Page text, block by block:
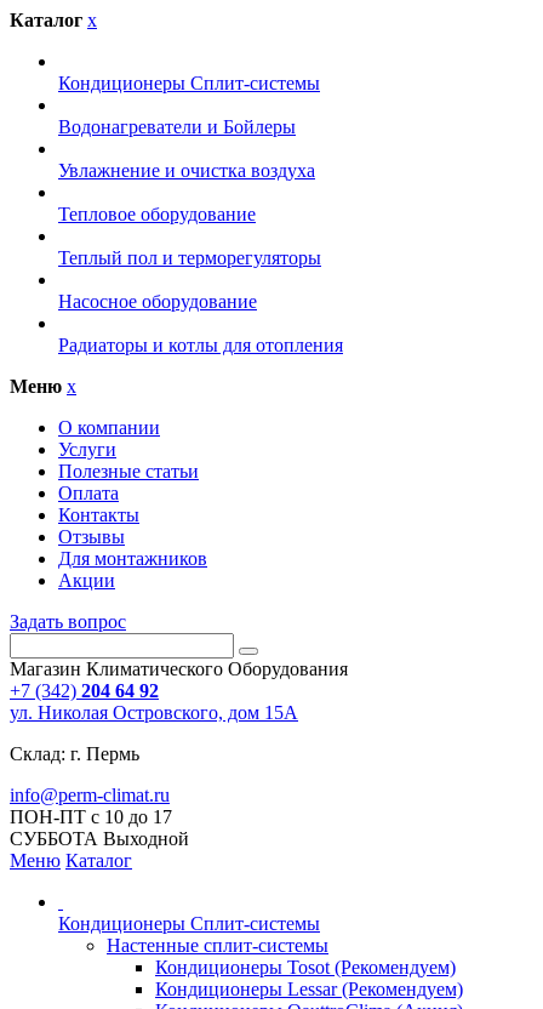
Каталог x
Кондиционеры Сплит-системы
Водонагреватели и Бойлеры
Увлажнение и очистка воздуха
Тепловое оборудование
Теплый пол и терморегуляторы
Насосное оборудование
Радиаторы и котлы для отопления
Меню x
О компании
Услуги
Полезные статьи
Оплата
Контакты
Отзывы
Для монтажников
Акции
Задать вопрос
Магазин Климатического Оборудования
+7 (342) 204 64 92
ул. Николая Островского, дом 15А
Склад: г. Пермь
info@perm-climat.ru
ПОН-ПТ с 10 до 17
СУББОТА Выходной
Меню Каталог
Кондиционеры Сплит-системы
Настенные сплит-системы
Кондиционеры Tosot (Рекомендуем)
Кондиционеры Lessar (Рекомендуем)